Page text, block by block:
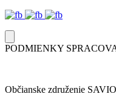
PODMIENKY
Občianske združenie